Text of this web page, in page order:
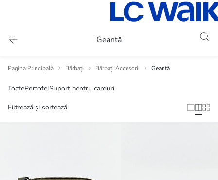
Geantă
Pagina Principală Bărbați Bărbați Accesorii Geantă
ToatePortofelSuport pentru carduri
Filtrează și sortează